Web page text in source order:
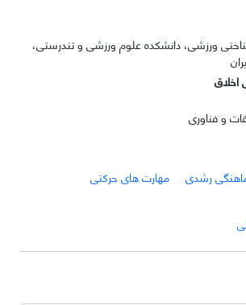
ورزشی، دانشکده علوم ورزشی و تندرستی،
اخلاق
و فناوری
رشدی
مهارت های حرکتی